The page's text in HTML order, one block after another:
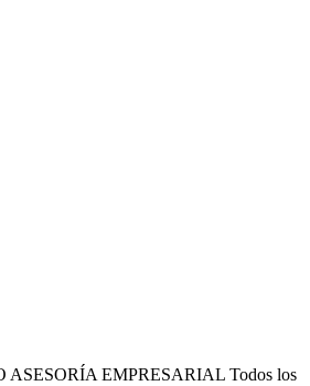
ASESORÍA EMPRESARIAL Todos los